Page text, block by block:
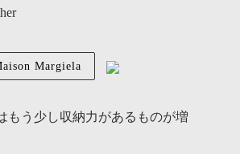
Margiela
もう少し収納力があるものが増